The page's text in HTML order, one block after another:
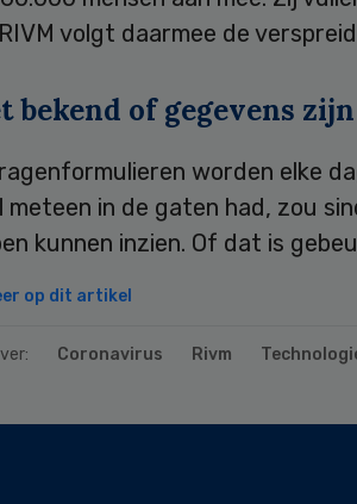
volgt daarmee de
bekend of gegevens
worden elke
meteen in de gaten had, zou
kunnen inzien. Of dat is
op dit artikel
Coronavirus Rivm